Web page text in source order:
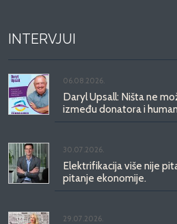
INTERVJUI
06.08.2026.
Daryl Upsall: Ništa ne
između donatora i
30.07.2026.
Elektrifikacija više nije
pitanje ekonomije.
29.07.2026.